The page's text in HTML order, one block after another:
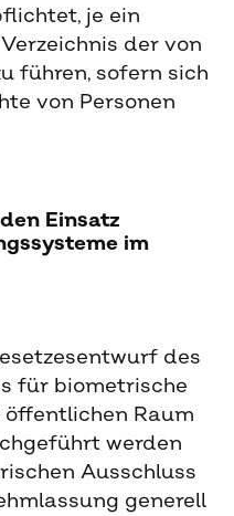
je ein
der von
führen, sofern sich
von Personen
Einsatz
im
des
für biometrische
Raum
werden
Ausschluss
generell